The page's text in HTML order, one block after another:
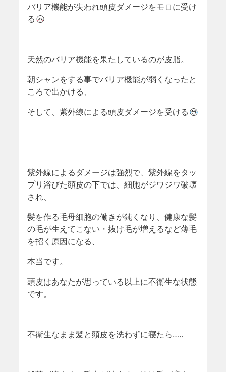
バリア機能が失われ頭皮ダメージをモロに受け
る
天然のバリア機能を果たしているのが皮脂。
朝シャンをする事でバリア機能が弱くなったと
ころで出かける、
そして、紫外線による頭皮ダメージを受ける
紫外線によるダメージは強烈で、紫外線をタッ
プリ浴びた頭皮の下では、細胞がジワジワ破壊
され、
髪を作る毛母細胞の働きが鈍くなり、健康な髪
の毛が生えてこない・抜け毛が増えるなど薄毛
を招く原因になる、
本当です。
頭皮はあなたが思っている以上に不衛生な状態
です。
不衛生なまま髪と頭皮を洗わずに寝たら…..